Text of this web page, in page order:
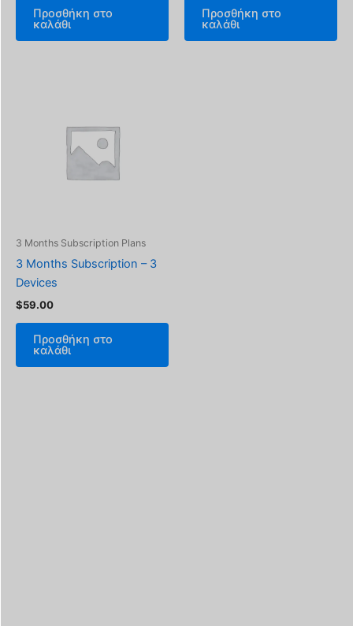
Προσθήκη στο
καλάθι
Προσθήκη στο
καλάθι
3 Months Subscription Plans
3 Months Subscription – 3
Devices
$59.00
Προσθήκη στο
καλάθι